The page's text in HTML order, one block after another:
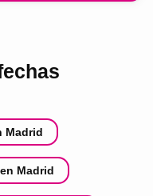
Madrid
Madrid